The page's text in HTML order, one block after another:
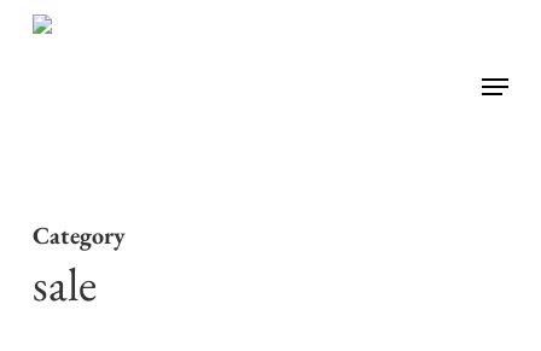
Skip
Menu
Category
sale